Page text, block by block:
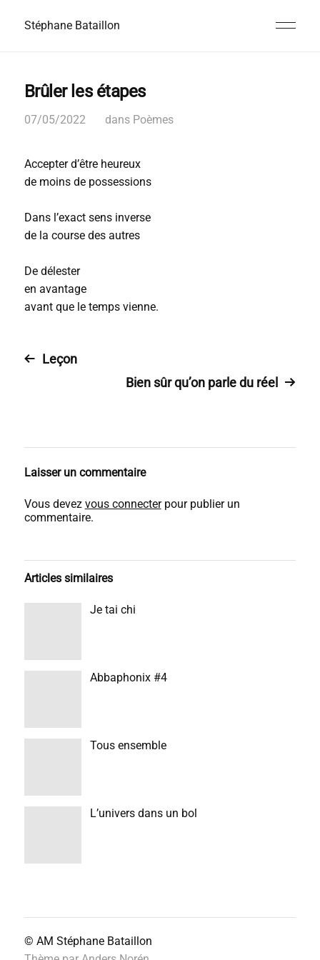
Stéphane Bataillon
Brûler les étapes
07/05/2022 dans Poèmes
Accepter d’être heureux
de moins de possessions
Dans l’exact sens inverse
de la course des autres
De délester
en avantage
avant que le temps vienne.
Leçon
Bien sûr qu’on parle du réel
Laisser un commentaire
Vous devez vous connecterpour publier un
commentaire.
Articles similaires
Je tai chi
Abbaphonix #4
Tous ensemble
L’univers dans un bol
© AM Stéphane Bataillon